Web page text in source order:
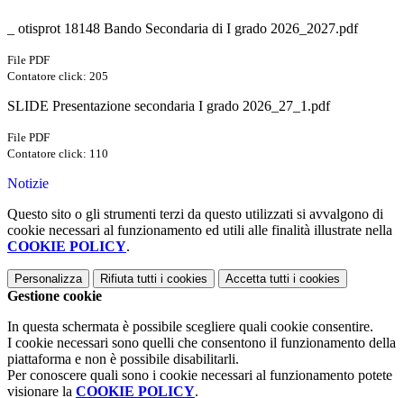
_ otisprot 18148 Bando Secondaria di I grado 2026_2027.pdf
File PDF
Contatore click: 205
SLIDE Presentazione secondaria I grado 2026_27_1.pdf
File PDF
Contatore click: 110
Notizie
Questo sito o gli strumenti terzi da questo utilizzati si avvalgono di
cookie necessari al funzionamento ed utili alle finalità illustrate nella
COOKIE POLICY.
Personalizza Rifiuta tutti i cookies Accetta tutti i cookies
Gestione cookie
In questa schermata è possibile scegliere quali cookie consentire.
I cookie necessari sono quelli che consentono il funzionamento della
piattaforma e non è possibile disabilitarli.
Per conoscere quali sono i cookie necessari al funzionamento potete
visionare la COOKIE POLICY.